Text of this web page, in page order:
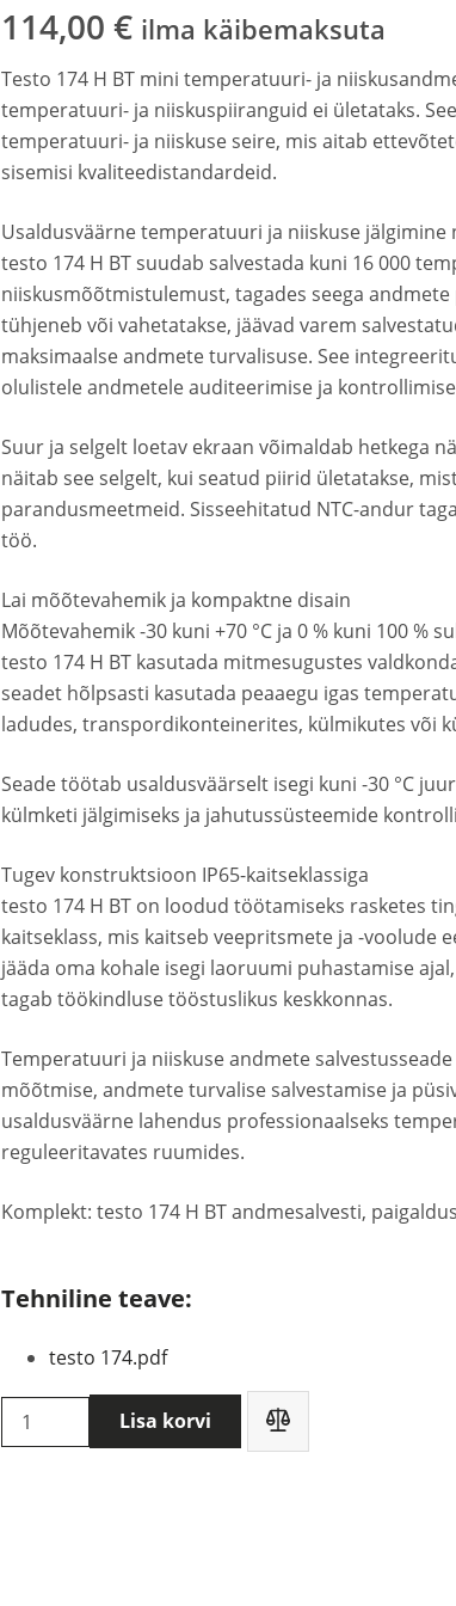
114,00€ ilma käibemaksuta
Testo 174 H BT mini temperatuuri- ja
temperatuuri- ja niiskuspiiranguid ei ületataks.
temperatuuri- ja niiskuse seire, mis aitab
sisemisi kvaliteedistandardeid.
Usaldusväärne temperatuuri ja niiskuse
testo 174 H BT suudab salvestada kuni 16 000
niiskusmõõtmistulemust, tagades seega andmete
tühjeneb või vahetatakse, jäävad varem
maksimaalse andmete turvalisuse. See
olulistele andmetele auditeerimise ja
Suur ja selgelt loetav ekraan võimaldab hetkega
näitab see selgelt, kui seatud piirid ületatakse,
parandusmeetmeid. Sisseehitatud NTC-andur
töö.
Lai mõõtevahemik ja kompaktne disain
Mõõtevahemik -30 kuni +70 °C ja 0 % kuni 100 %
testo 174 H BT kasutada mitmesugustes
seadet hõlpsasti kasutada peaaegu igas
ladudes, transpordikonteinerites, külmikutes või
Seade töötab usaldusväärselt isegi kuni -30 °C
külmketi jälgimiseks ja jahutussüsteemide
Tugev konstruktsioon IP65-kaitseklassiga
testo 174 H BT on loodud töötamiseks rasketes
kaitseklass, mis kaitseb veepritsmete ja -voolude
jääda oma kohale isegi laoruumi puhastamise
tagab töökindluse tööstuslikus keskkonnas.
Temperatuuri ja niiskuse andmete
mõõtmise, andmete turvalise salvestamise ja
usaldusväärne lahendus professionaalseks
reguleeritavates ruumides.
Komplekt: testo 174 H BT andmesalvesti,
Tehniline teave:
testo 174.pdf
Testo
174
Lisa korvi